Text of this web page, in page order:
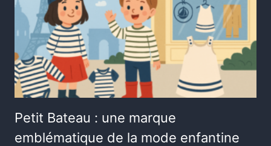
Petit Bateau : une marque
emblématique de la mode enfantine